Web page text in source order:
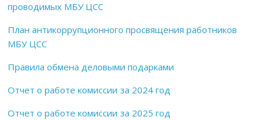
проводимых МБУ ЦСС
План антикоррупционного просвящения работников
МБУ ЦСС
Правила обмена деловыми подарками
Отчет о работе комиссии за 2024 год
Отчет о работе комиссии за 2025 год